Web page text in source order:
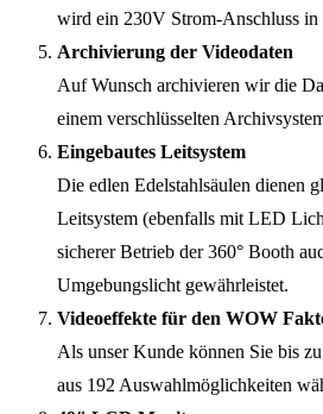
wird ein 230V Strom-Anschluss in
Archivierung der Videodaten
Auf Wunsch archivieren wir die
einem verschlüsselten
Eingebautes Leitsystem
Die edlen Edelstahlsäulen dienen
Leitsystem (ebenfalls mit LED
sicherer Betrieb der 360° Booth
Umgebungslicht gewährleistet.
Videoeffekte für den WOW
Als unser Kunde können Sie bis
aus 192 Auswahlmöglichkeiten